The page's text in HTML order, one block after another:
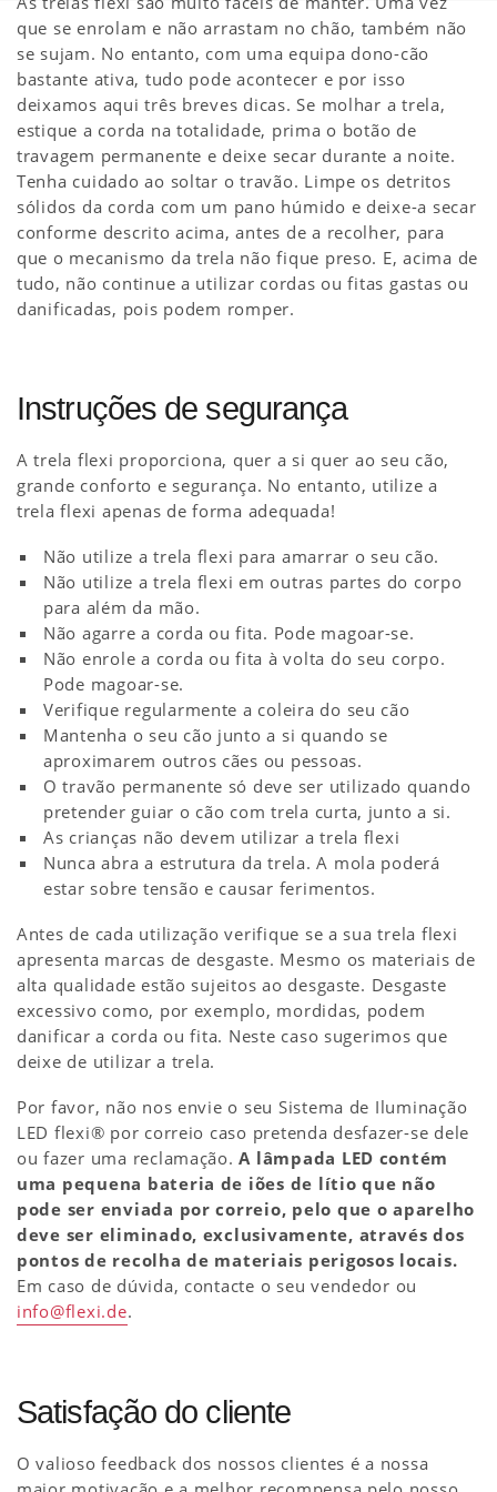
que se enrolam e não arrastam no chão, também não
se sujam. No entanto, com uma equipa dono-cão
bastante ativa, tudo pode acontecer e por isso
deixamos aqui três breves dicas. Se molhar a trela,
estique a corda na totalidade, prima o botão de
travagem permanente e deixe secar durante a noite.
Tenha cuidado ao soltar o travão. Limpe os detritos
sólidos da corda com um pano húmido e deixe-a secar
conforme descrito acima, antes de a recolher, para
que o mecanismo da trela não fique preso. E, acima de
tudo, não continue a utilizar cordas ou fitas gastas ou
danificadas, pois podem romper.
Instruções de segurança
A trela flexi proporciona, quer a si quer ao seu cão,
grande conforto e segurança. No entanto, utilize a
trela flexi apenas de forma adequada!
Não utilize a trela flexi para amarrar o seu cão.
Não utilize a trela flexi em outras partes do corpo
para além da mão.
Não agarre a corda ou fita. Pode magoar-se.
Não enrole a corda ou fita à volta do seu corpo.
Pode magoar-se.
Verifique regularmente a coleira do seu cão
Mantenha o seu cão junto a si quando se
aproximarem outros cães ou pessoas.
O travão permanente só deve ser utilizado quando
pretender guiar o cão com trela curta, junto a si.
As crianças não devem utilizar a trela flexi
Nunca abra a estrutura da trela. A mola poderá
estar sobre tensão e causar ferimentos.
Antes de cada utilização verifique se a sua trela flexi
apresenta marcas de desgaste. Mesmo os materiais de
alta qualidade estão sujeitos ao desgaste. Desgaste
excessivo como, por exemplo, mordidas, podem
danificar a corda ou fita. Neste caso sugerimos que
deixe de utilizar a trela.
Por favor, não nos envie o seu Sistema de Iluminação
LED flexi® por correio caso pretenda desfazer-se dele
ou fazer uma reclamação.A lâmpada LED contém
uma pequena bateria de iões de lítio que não
pode ser enviada por correio, pelo que o aparelho
deve ser eliminado, exclusivamente, através dos
pontos de recolha de materiais perigosos locais.
Em caso de dúvida, contacte o seu vendedor ou
info@flexi.de.
Satisfação do cliente
O valioso feedback dos nossos clientes é a nossa